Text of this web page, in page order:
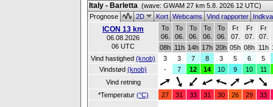
Italy - Barletta (wave: GWAM 27 km 5.8. 2026 12 UTC)
Prognose
2D KortWebcamsVind rapporter
ICON 13 km
06.08.2026
06 UTC
To
06.
To
06.
To
06.
To
06.
To
06.
Fr
07.
Fr
07.
Fr
07.
08h 11h 14h 17h 20h 05h 08h 11h
Vind hastighed (knob) 3 3 7 8 3 5 6
5
Vindstød (knob) - 7 12 14 10 9 10
11
Vind retning
*Temperatur (°C) 27 31 33 31 30 26 29 33